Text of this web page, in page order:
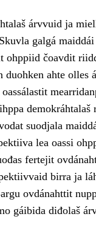
árvvuid ja
galgá
ohppiid čoavdit
duohken ahte olles
suodjala
lea oassi
fertejit
birra ja
ovdánahttit
gáibida diđolaš